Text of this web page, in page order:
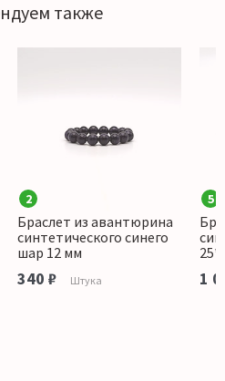
также
2
Браслет из авантюрина
синтетического синего
шар 12 мм
340 ₽ Штука
5
1